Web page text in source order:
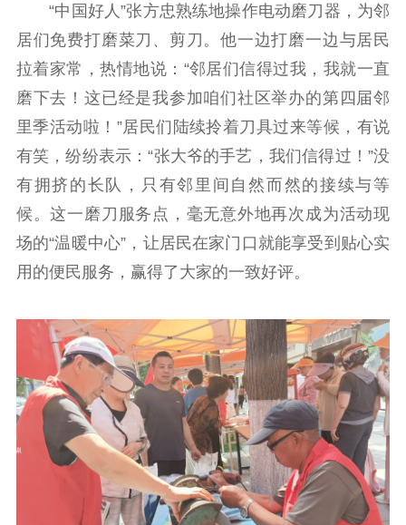
社科强省 工作通知
成果集萃
新闻宣传
主题宣传 对外宣传
新闻发布
记者之家
品牌栏目
文化文艺
精品生产 文化惠民
文化传承
文化交流
体制改革
精神文明
文明创建 文明实践
文明培育
先进典型
社会宣传
思想政治教育 爱国主义教育
全民国防教育
“中国好人”张方忠熟练地操作电动磨刀器，为邻
居们免费打磨菜刀、剪刀。他一边打磨一边与居民
拉着家常，热情地说：“邻居们信得过我，我就一直
磨下去！这已经是我参加咱们社区举办的第四届邻
里季活动啦！”居民们陆续拎着刀具过来等候，有说
有笑，纷纷表示：“张大爷的手艺，我们信得过！”没
有拥挤的长队，只有邻里间自然而然的接续与等
候。这一磨刀服务点，毫无意外地再次成为活动现
场的“温暖中心”，让居民在家门口就能享受到贴心实
用的便民服务，赢得了大家的一致好评。